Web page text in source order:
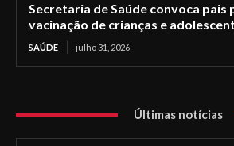
Secretaria de Saúde convoca pais
vacinação de crianças e
SAÚDE julho 31, 2026
Últimas notícias